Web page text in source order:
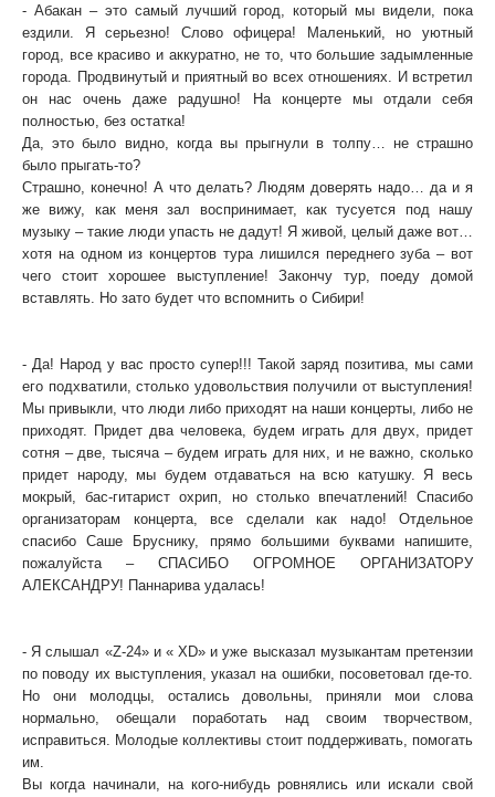
- Абакан – это самый лучший город, который мы видели, пока
ездили. Я серьезно! Слово офицера! Маленький, но уютный
город, все красиво и аккуратно, не то, что большие задымленные
города. Продвинутый и приятный во всех отношениях. И встретил
он нас очень даже радушно! На концерте мы отдали себя
полностью, без остатка!
Да, это было видно, когда вы прыгнули в толпу… не страшно
было прыгать-то?
Страшно, конечно! А что делать? Людям доверять надо… да и я
же вижу, как меня зал воспринимает, как тусуется под нашу
музыку – такие люди упасть не дадут! Я живой, целый даже вот…
хотя на одном из концертов тура лишился переднего зуба – вот
чего стоит хорошее выступление! Закончу тур, поеду домой
вставлять. Но зато будет что вспомнить о Сибири!
- Да! Народ у вас просто супер!!! Такой заряд позитива, мы сами
его подхватили, столько удовольствия получили от выступления!
Мы привыкли, что люди либо приходят на наши концерты, либо не
приходят. Придет два человека, будем играть для двух, придет
сотня – две, тысяча – будем играть для них, и не важно, сколько
придет народу, мы будем отдаваться на всю катушку. Я весь
мокрый, бас-гитарист охрип, но столько впечатлений! Спасибо
организаторам концерта, все сделали как надо! Отдельное
спасибо Саше Бруснику, прямо большими буквами напишите,
пожалуйста – СПАСИБО ОГРОМНОЕ ОРГАНИЗАТОРУ
АЛЕКСАНДРУ! Паннарива удалась!
- Я слышал «Z-24» и « XD» и уже высказал музыкантам претензии
по поводу их выступления, указал на ошибки, посоветовал где-то.
Но они молодцы, остались довольны, приняли мои слова
нормально, обещали поработать над своим творчеством,
исправиться. Молодые коллективы стоит поддерживать, помогать
им.
Вы когда начинали, на кого-нибудь ровнялись или искали свой